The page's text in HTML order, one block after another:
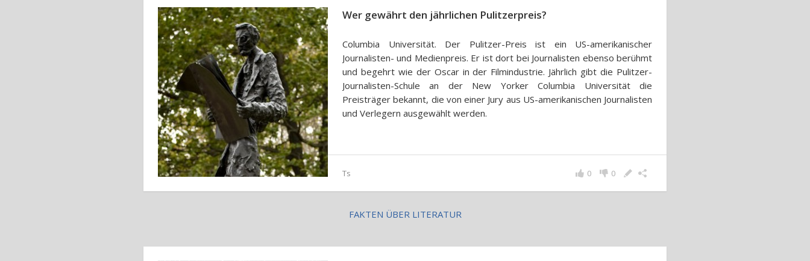
Wer gewährt den jährlichen Pulitzerpreis?
Columbia Universität. Der Pulitzer-Preis ist ein US-amerikanischer
Journalisten- und Medienpreis. Er ist dort bei Journalisten ebenso berühmt
und begehrt wie der Oscar in der Filmindustrie. Jährlich gibt die Pulitzer-
Journalisten-Schule an der New Yorker Columbia Universität die
Preisträger bekannt, die von einer Jury aus US-amerikanischen Journalisten
und Verlegern ausgewählt werden.
Ts 0
0
FAKTEN ÜBER LITERATUR